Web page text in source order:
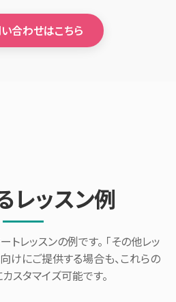
合わせはこちら
レッスン例
レッスンの例です。 「その他レッ
けにご提供する場合も、これらの
スタマイズ可能です。